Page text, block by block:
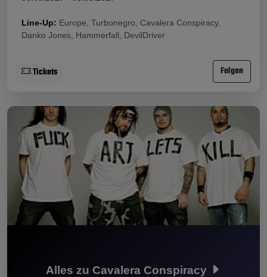
Line-Up: Europe, Turbonegro, Cavalera Conspiracy,
Danko Jones, Hammerfall, DevilDriver
Tickets Folgen
Alles zu Cavalera Conspiracy